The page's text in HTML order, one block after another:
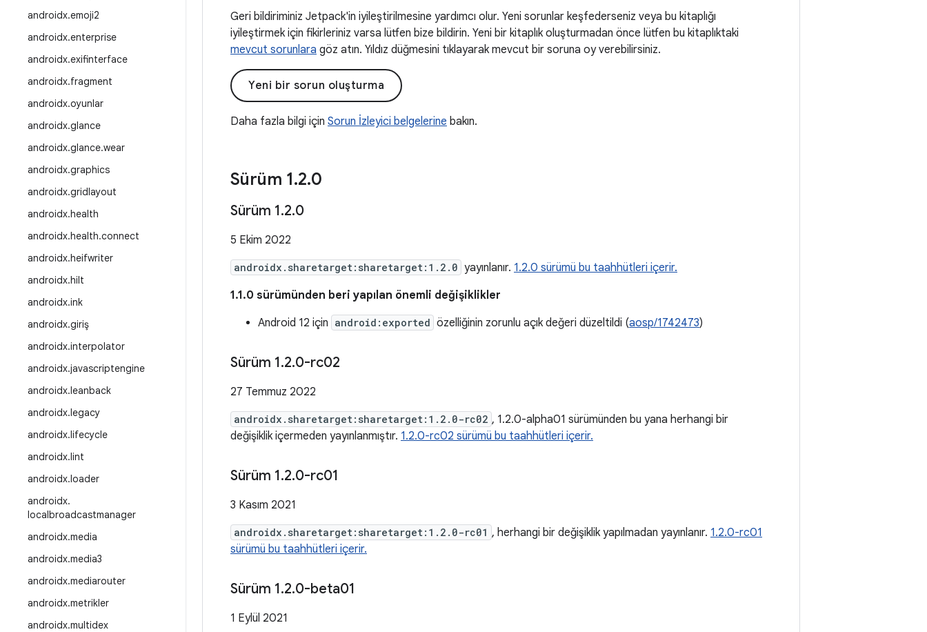
androidx.emoji2
androidx.enterprise
androidx.exifinterface
androidx.fragment
androidx.oyunlar
androidx.glance
androidx.glance.wear
androidx.graphics
androidx.gridlayout
androidx.health
androidx.health.connect
androidx.heifwriter
androidx.hilt
androidx.ink
androidx.giriş
androidx.interpolator
androidx.javascriptengine
androidx.leanback
androidx.legacy
androidx.lifecycle
androidx.lint
androidx.loader
androidx.
localbroadcastmanager
androidx.media
androidx.media3
androidx.mediarouter
androidx.metrikler
androidx.multidex
Geri bildiriminiz Jetpack'in iyileştirilmesine yardımcı olur. Yeni sorunlar keşfederseniz veya bu kitaplığı
iyileştirmek için fikirleriniz varsa lütfen bize bildirin. Yeni bir kitaplık oluşturmadan önce lütfen bu kitaplıktaki
mevcut sorunlara göz atın. Yıldız düğmesini tıklayarak mevcut bir soruna oy verebilirsiniz.
Yeni bir sorun oluşturma
Daha fazla bilgi için Sorun İzleyici belgelerine bakın.
Sürüm 1.2.0
Sürüm 1.2.0
5 Ekim 2022
androidx.sharetarget:sharetarget:1.2.0 yayınlanır. 1.2.0 sürümü bu taahhütleri içerir.
1.1.0 sürümünden beri yapılan önemli değişiklikler
Android 12 için android:exported özelliğinin zorunlu açık değeri düzeltildi (aosp/1742473)
Sürüm 1.2.0-rc02
27 Temmuz 2022
androidx.sharetarget:sharetarget:1.2.0-rc02 , 1.2.0-alpha01 sürümünden bu yana herhangi bir
değişiklik içermeden yayınlanmıştır. 1.2.0-rc02 sürümü bu taahhütleri içerir.
Sürüm 1.2.0-rc01
3 Kasım 2021
androidx.sharetarget:sharetarget:1.2.0-rc01 , herhangi bir değişiklik yapılmadan yayınlanır. 1.2.0-rc01
sürümü bu taahhütleri içerir.
Sürüm 1.2.0-beta01
1 Eylül 2021